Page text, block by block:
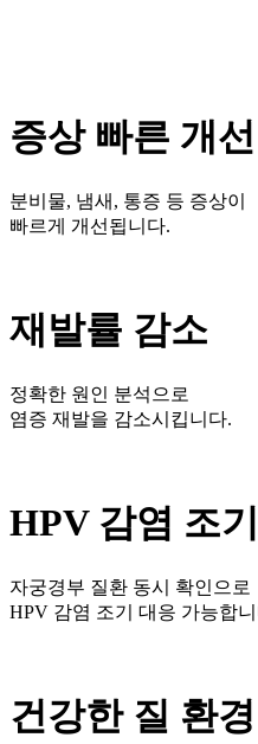
증상 빠른 개선
분비물, 냄새, 통증 등 증상이
빠르게 개선됩니다.
재발률 감소
정확한 원인 분석으로
염증 재발을 감소시킵니다.
HPV 감염 조
자궁경부 질환 동시 확인으로
HPV 감염 조기 대응 가능합
건강한 질 환